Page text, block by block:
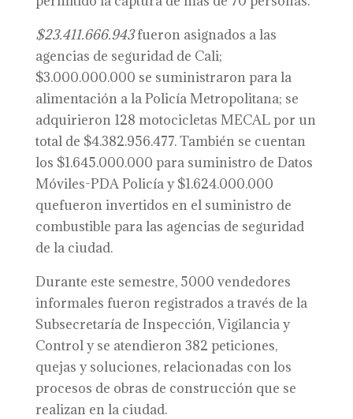
$23.411.666.943fueron asignados a las
agencias de seguridad de Cali;
$3.000.000.000 se suministraron para la
alimentación a la Policía Metropolitana; se
adquirieron 128 motocicletas MECAL por un
total de $4.382.956.477. También se cuentan
los $1.645.000.000 para suministro de Datos
Móviles-PDA Policía y $1.624.000.000
quefueron invertidos en el suministro de
combustible para las agencias de seguridad
de la ciudad.
Durante este semestre, 5000 vendedores
informales fueron registrados a través de la
Subsecretaría de Inspección, Vigilancia y
Control y se atendieron 382 peticiones,
quejas y soluciones, relacionadas con los
procesos de obras de construcción que se
realizan en la ciudad.